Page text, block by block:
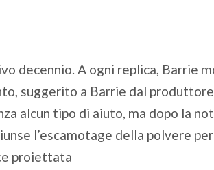
decennio. A ogni replica, Barrie
suggerito a Barrie dal
alcun tipo di aiuto, ma dopo la
l’escamotage della polvere
proiettata